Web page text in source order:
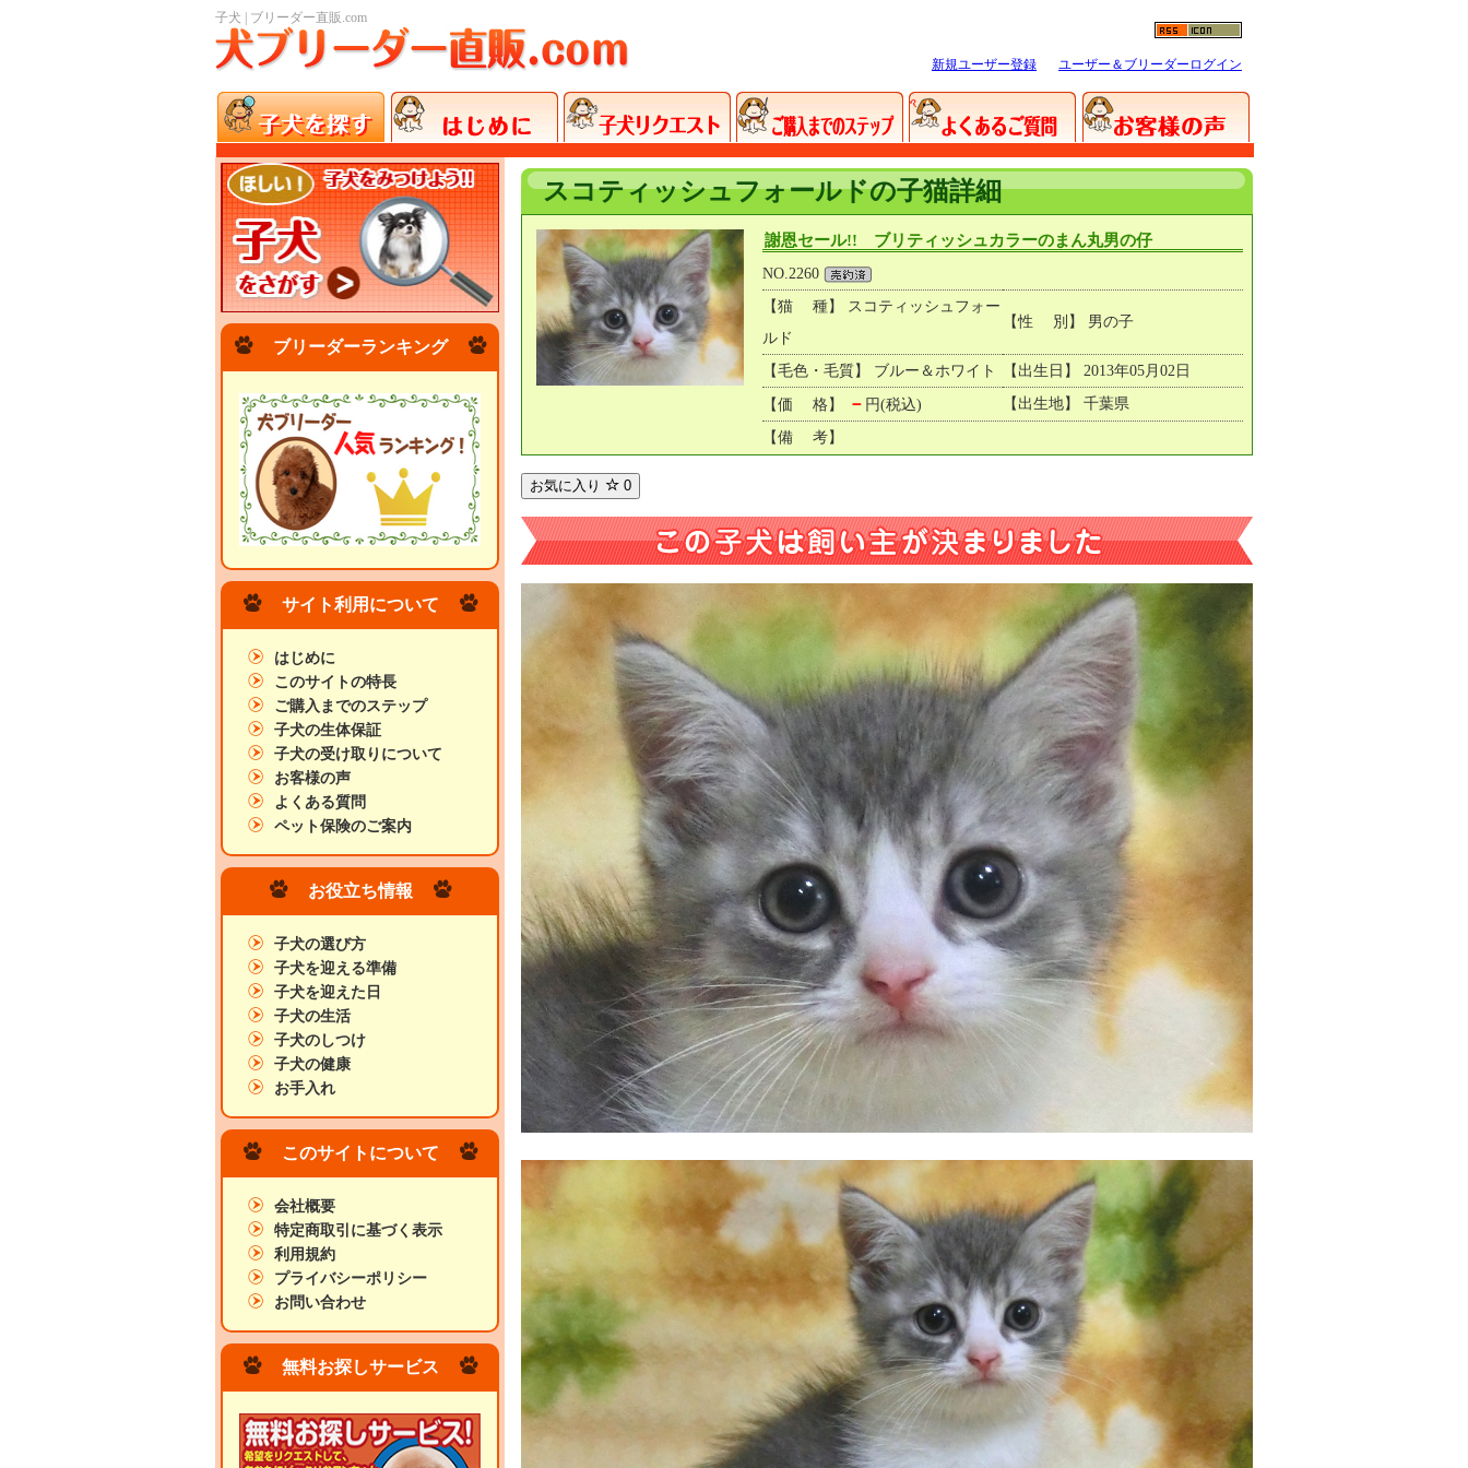
子犬 | ブリーダー直販.com
新規ユーザー登録 ユーザー＆ブリーダーログイン
スコティッシュフォールドの子猫詳細
謝恩セール!! ブリティッシュカラーのまん丸男の仔
NO.2260
【猫 種】 スコティッシュフォー
ルド
【性 別】 男の子
【毛色・毛質】 ブルー＆ホワイト 【出生日】 2013年05月02日
【価 格】 － 円(税込) 【出生地】 千葉県
【備 考】
お気に入り 0
ブリーダーランキング
サイト利用について
はじめに
このサイトの特長
ご購入までのステップ
子犬の生体保証
子犬の受け取りについて
お客様の声
よくある質問
ペット保険のご案内
お役立ち情報
子犬の選び方
子犬を迎える準備
子犬を迎えた日
子犬の生活
子犬のしつけ
子犬の健康
お手入れ
このサイトについて
会社概要
特定商取引に基づく表示
利用規約
プライバシーポリシー
お問い合わせ
無料お探しサービス